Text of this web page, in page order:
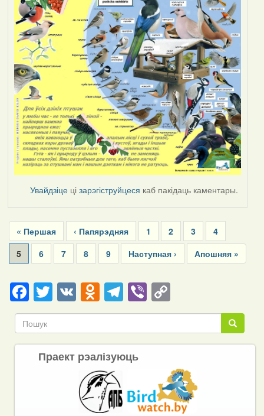
Увайдзіце цізарэгіструйцеся каб пакідаць каментары.
Pagination
First
page
« Першая
Previous
page
‹ Папярэдняя Page
1 Page
2 Page
3 Page
4
Current
page
5 Page
6 Page
7 Page
8 Page
9
Next
page
Наступная ›
Last
page
Апошняя »
Facebook
Twitter
VKOdnoklassniki
Telegram
ViberCopy
Link Пошук
Пошук
Праект рэалізуюць